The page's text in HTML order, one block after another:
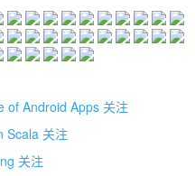
of Android Apps 关注
Scala 关注
关注